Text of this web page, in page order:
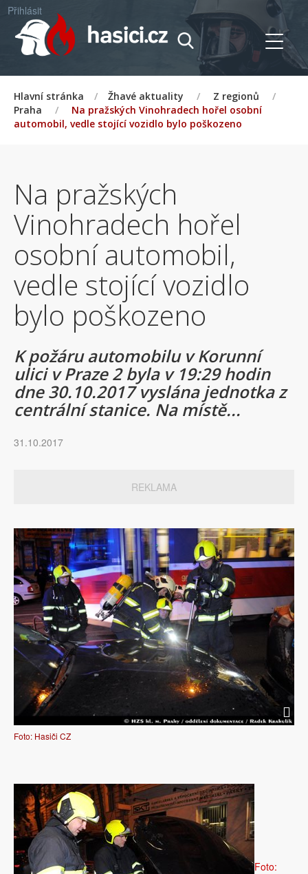
Přihlásit
Hlavní stránka / Žhavé aktuality / Z regionů
/
Praha
/
Na pražských Vinohradech hořel osobní
automobil, vedle stojící vozidlo bylo poškozeno
Na pražských
Vinohradech hořel
osobní automobil,
vedle stojící vozidlo
bylo poškozeno
K požáru automobilu v Korunní
ulici v Praze 2 byla v 19:29 hodin
dne 30.10.2017 vyslána jednotka z
centrální stanice. Na místě...
31.10.2017
REKLAMA
Foto: Hasiči CZ
Foto: